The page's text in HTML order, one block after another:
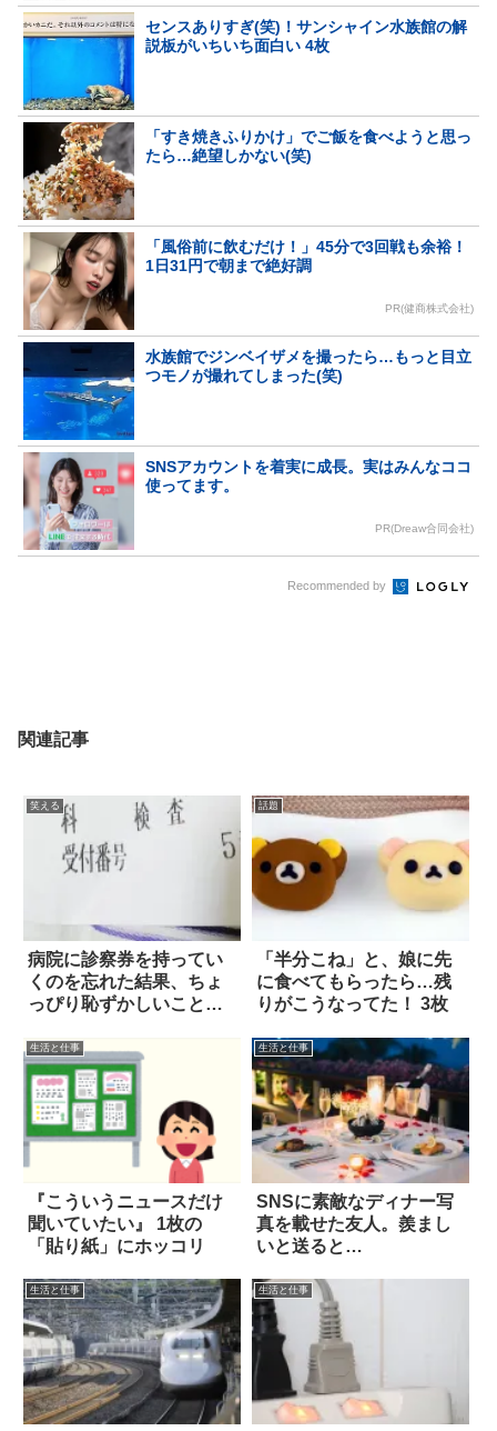
センスありすぎ(笑)！サンシャイン水族館の解
説板がいちいち面白い 4枚
「すき焼きふりかけ」でご飯を食べようと思っ
たら…絶望しかない(笑)
「風俗前に飲むだけ！」45分で3回戦も余裕！
1日31円で朝まで絶好調
PR(健商株式会社)
水族館でジンベイザメを撮ったら…もっと目立
つモノが撮れてしまった(笑)
SNSアカウントを着実に成長。実はみんなココ
使ってます。
PR(Dreaw合同会社)
Recommended by
関連記事
笑える
病院に診察券を持ってい
くのを忘れた結果、ちょ
っぴり恥ずかしいことに
話題
「半分こね」と、娘に先
に食べてもらったら…残
りがこうなってた！ 3枚
生活と仕事
『こういうニュースだけ
聞いていたい』 1枚の
「貼り紙」にホッコリ
生活と仕事
SNSに素敵なディナー写
真を載せた友人。羨まし
いと送ると…
生活と仕事 生活と仕事